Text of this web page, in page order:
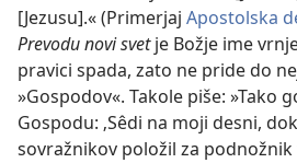
[Jezusu].« (Primerjaj Apostolska
Prevodu novi svetje Božje ime
pravici spada, zato ne pride do
»Gospodov«. Takole piše: »Tako
Gospodu: ‚Sêdi na moji desni,
sovražnikov položil za podnožnik